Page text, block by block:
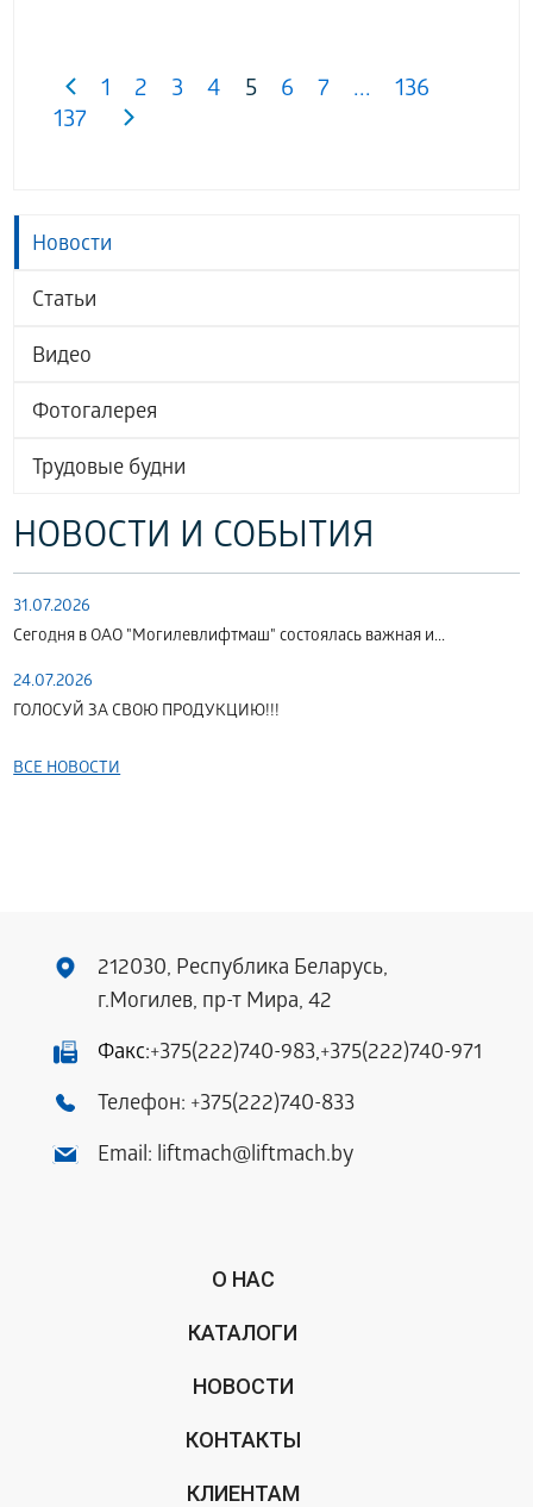
Новости
Статьи
Видео
Фотогалерея
Трудовые будни
НОВОСТИ И СОБЫТИЯ
31.07.2026
Сегодня в ОАО "Могилевлифтмаш" состоялась важная и...
24.07.2026
ГОЛОСУЙ ЗА СВОЮ ПРОДУКЦИЮ!!!
ВСЕ НОВОСТИ
1 2 3 4 5 6 7 ...
136
137
212030, Республика Беларусь,
г.Могилев, пр-т Мира, 42
Факс:+375(222)740-983,+375(222)740-971
Телефон: +375(222)740-833
Email: liftmach@liftmach.by
О НАС
КАТАЛОГИ
НОВОСТИ
КОНТАКТЫ
КЛИЕНТАМ